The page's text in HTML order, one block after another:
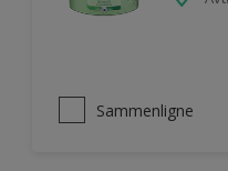
Sammenligne